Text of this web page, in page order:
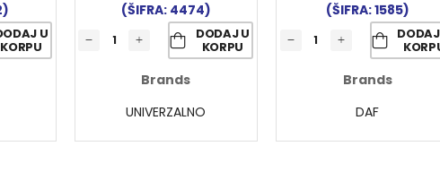
U
KORPU
(ŠIFRA: 4474)
DODAJ U
KORPU
Brands
UNIVERZALNO
(ŠIFRA: 1585)
Brands
DAF